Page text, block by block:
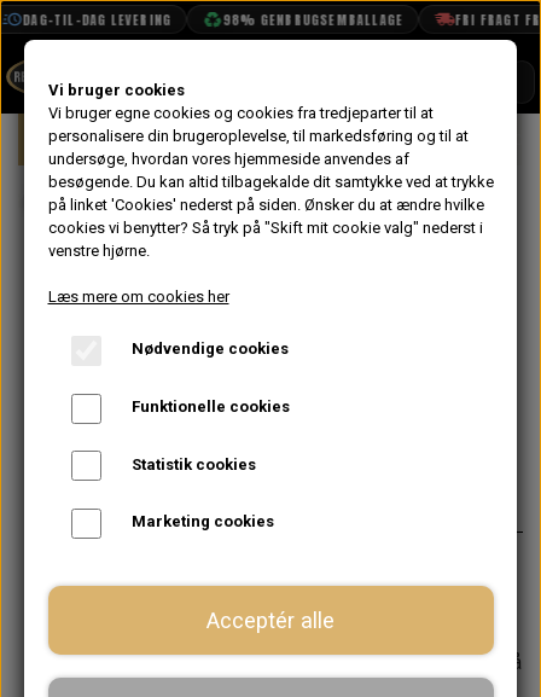
DAG-TIL-DAG LEVERING 98% GENBRUGSEMBALLAGE FRI FRAGT FRA
BOOK TID
PROJEKTER
TEKNISK DATA
VANDPOLERING
Forside Mini Udstødning Bagpotte &
RC40 Mellemrør
Manifold til
Dobbelt
Bagpotte
143,20 kr.
Forventet leveringstid:Varen er på
Vi bruger cookies
Vi bruger egne cookies og cookies fra tredjeparter til at
personalisere din brugeroplevelse, til markedsføring og til at
undersøge, hvordan vores hjemmeside anvendes af
besøgende. Du kan altid tilbagekalde dit samtykke ved at trykke
på linket 'Cookies' nederst på siden. Ønsker du at ændre hvilke
cookies vi benytter? Så tryk på "Skift mit cookie valg" nederst i
venstre hjørne.
Læs mere om cookies her
Nødvendige cookies
Funktionelle cookies
Statistik cookies
Marketing cookies
Acceptér alle